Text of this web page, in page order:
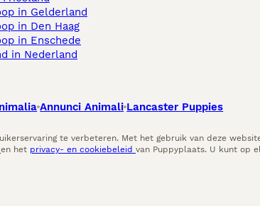
in Gelderland
in Den Haag
in Enschede
in Nederland
Annunci Animali Lancaster Puppies
te verbeteren. Met het gebruik van deze
en het privacy- en cookiebeleid van Puppyplaats. U kunt op